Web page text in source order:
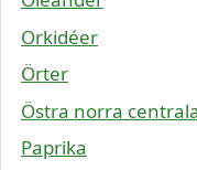
Orkidéer
Örter
Östra norra
Paprika